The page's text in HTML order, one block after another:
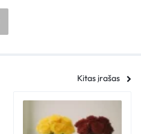
Kitas įrašas